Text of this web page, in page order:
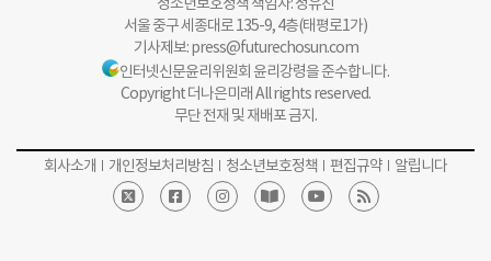
서울 중구 세종대로 135-9, 4층(태평로1가)
기사제보:press@futurechosun.com
인터넷신문윤리위원회 윤리강령을 준수합니다.
Copyright 더나은미래 All rights reserved.
무단 전재 및 재배포 금지.
회사소개 개인정보처리방침 청소년보호정책 편집규약 알립니다